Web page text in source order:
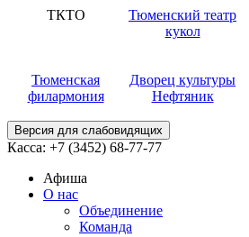
ТКТО
Тюменский театр
кукол
Тюменская
филармония
Дворец культуры
Нефтяник
Версия для слабовидящих
Касса: +7 (3452) 68-77-77
Афиша
О нас
Объединение
Команда